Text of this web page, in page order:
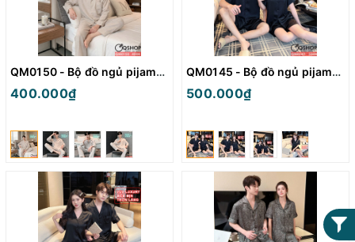
QM0150 - Bộ đồ ngủ pijama nam tay dài vải tole mát
400.000₫
QM0145 - Bộ đồ ngủ pijama cặp đôi lụa mềm mịn quần ngắn
500.000₫